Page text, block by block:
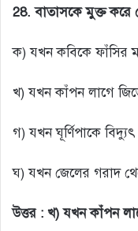
28. বাতাসকে মুক্ত
ক) যখন কবিকে ফাঁসির
খ) যখন কাঁপন লাগে
গ) যখন ঘূর্ণিপাকে
ঘ) যখন জেলের গরাদ
উত্তর : খ) যখন কাঁপন